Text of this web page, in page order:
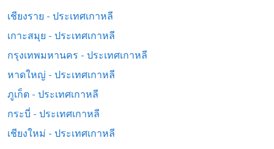
เชียงราย - ประเทศเกาหลี
เกาะสมุย - ประเทศเกาหลี
กรุงเทพมหานคร - ประเทศเกาหลี
หาดใหญ่ - ประเทศเกาหลี
ภูเก็ต - ประเทศเกาหลี
กระบี่ - ประเทศเกาหลี
เชียงใหม่ - ประเทศเกาหลี